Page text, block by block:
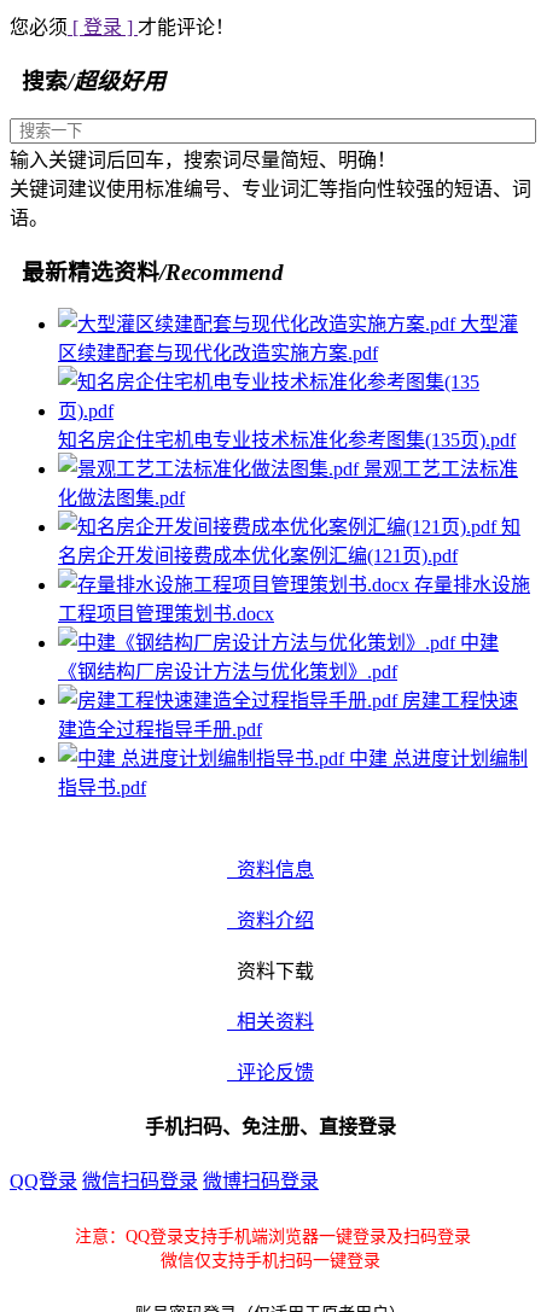
您必须 [ 登录 ] 才能评论！
搜索/超级好用
输入关键词后回车，搜索词尽量简短、明确！
关键词建议使用标准编号、专业词汇等指向性较强的短语、词
语。
最新精选资料/Recommend
大型灌
区续建配套与现代化改造实施方案.pdf
知名房企住宅机电专业技术标准化参考图集(135页).pdf
景观工艺工法标准
化做法图集.pdf
知
名房企开发间接费成本优化案例汇编(121页).pdf
存量排水设施
工程项目管理策划书.docx
中建
《钢结构厂房设计方法与优化策划》.pdf
房建工程快速
建造全过程指导手册.pdf
中建 总进度计划编制
指导书.pdf
资料信息
资料介绍
资料下载
相关资料
评论反馈
手机扫码、免注册、直接登录
QQ登录 微信扫码登录 微博扫码登录
注意：QQ登录支持手机端浏览器一键登录及扫码登录
微信仅支持手机扫码一键登录